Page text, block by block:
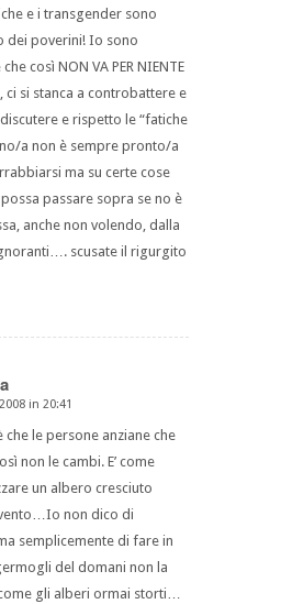
e i transgender sono
dei poverini! Io sono
così NON VA PER NIENTE
ci si stanca a controbattere e
e rispetto le “fatiche
a non è sempre pronto/a
ma su certe cose
passare sopra se no è
anche non volendo, dalla
scusate il rigurgito
in 20:41
le persone anziane che
non le cambi. E’ come
un albero cresciuto
non dico di
semplicemente di fare in
del domani non la
gli alberi ormai storti…